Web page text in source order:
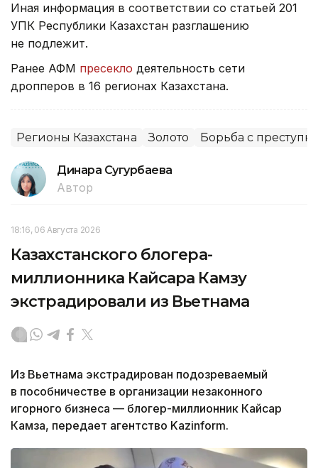
Иная информация в соответствии со статьей 201
УПК Республики Казахстан разглашению
не подлежит.
Ранее АФМ пресекло деятельность сети
дропперов в 16 регионах Казахстана.
Регионы Казахстана Золото Борьба с
Динара Сугурбаева
Автор
18:16, 06 Августа 2026
Казахстанского блогера-
миллионника Кайсара Камзу
экстрадировали из Вьетнама
Из Вьетнама экстрадирован подозреваемый
в пособничестве в организации незаконного
игорного бизнеса — блогер-миллионник Кайсар
Камза, передает агентство Kazinform.